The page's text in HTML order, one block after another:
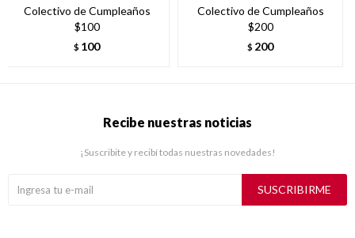
Colectivo de Cumpleaños
$100
$ 100
Colectivo de Cumpleaños
$200
$ 200
Recibe nuestras noticias
¡Suscribite y recibí todas nuestras novedades!
SUSCRIBIRME